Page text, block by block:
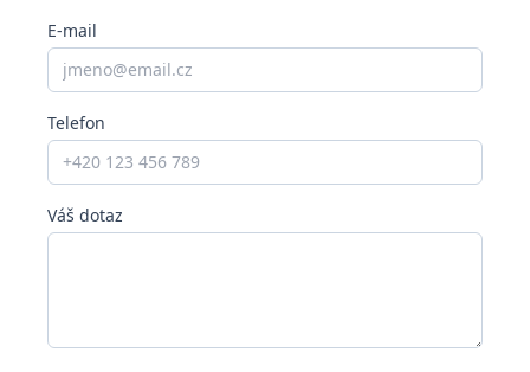
E-mail
Telefon
Váš dotaz